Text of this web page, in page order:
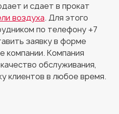
и сдает в прокат
воздуха. Для этого
по телефону +7
заявку в форме
компании. Компания
обслуживания,
клиентов в любое время.